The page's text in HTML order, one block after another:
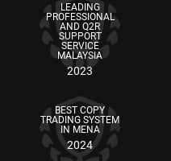
LEADING
PROFESSIONAL
AND Q2R
SUPPORT
SERVICE
MALAYSIA
2023
BEST COPY
TRADING SYSTEM
IN MENA
2024